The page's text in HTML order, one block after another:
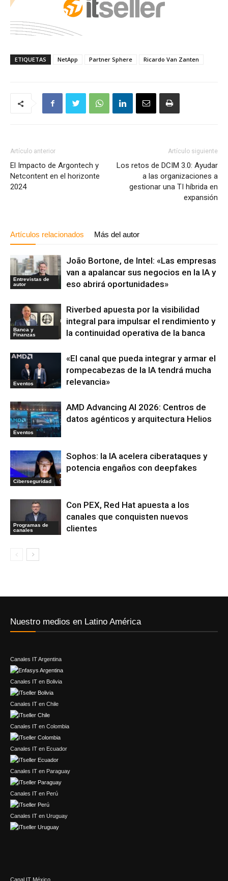
ETIQUETAS NetApp Partner Sphere Ricardo Van Zanten
Artículo anterior
El Impacto de Argontech y
Netcontent en el horizonte
2024
Artículo siguiente
Los retos de DCIM 3.0: Ayudar
a las organizaciones a
gestionar una TI híbrida en
expansión
Artículos relacionados Más del autor
Entrevistas de
autor
João Bortone, de Intel: «Las empresas
van a apalancar sus negocios en la IA y
eso abrirá oportunidades»
Banca y
Finanzas
Riverbed apuesta por la visibilidad
integral para impulsar el rendimiento y
la continuidad operativa de la banca
Eventos
«El canal que pueda integrar y armar el
rompecabezas de la IA tendrá mucha
relevancia»
Eventos
AMD Advancing AI 2026: Centros de
datos agénticos y arquitectura Helios
Ciberseguridad
Sophos: la IA acelera ciberataques y
potencia engaños con deepfakes
Programas de
canales
Con PEX, Red Hat apuesta a los
canales que conquisten nuevos
clientes
Nuestro medios en Latino América
Canales IT Argentina
Canales IT en Bolivia
Canales IT en Chile
Canales IT en Colombia
Canales IT en Ecuador
Canales IT en Paraguay
Canales IT en Perú
Canales IT en Uruguay
Canal IT México